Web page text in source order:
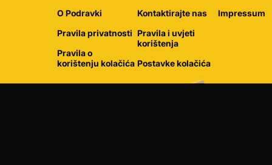
O Podravki
Pravila privatnosti
Pravila o
korištenju kolačića
Kontaktirajte nas
Pravila i uvjeti
korištenja
Postavke kolačića
Impressum